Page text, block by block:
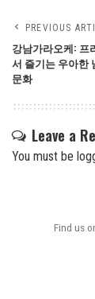
PREVIOUS
강남가라오케: 프
서 즐기는 우아한
문화
Leave a
You must be
Find us